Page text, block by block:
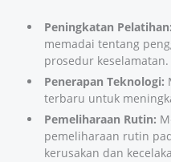
Peningkatan Pelatihan:
memadai tentang
prosedur keselamatan.
Penerapan Teknologi:
terbaru untuk
Pemeliharaan Rutin:
pemeliharaan rutin
kerusakan dan